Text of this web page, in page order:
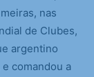
nas
de Clubes,
argentino
comandou a